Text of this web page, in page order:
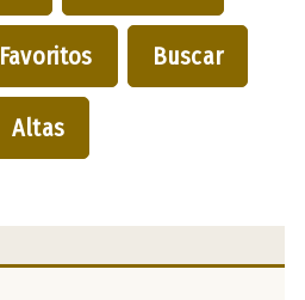
Favoritos Buscar
Altas